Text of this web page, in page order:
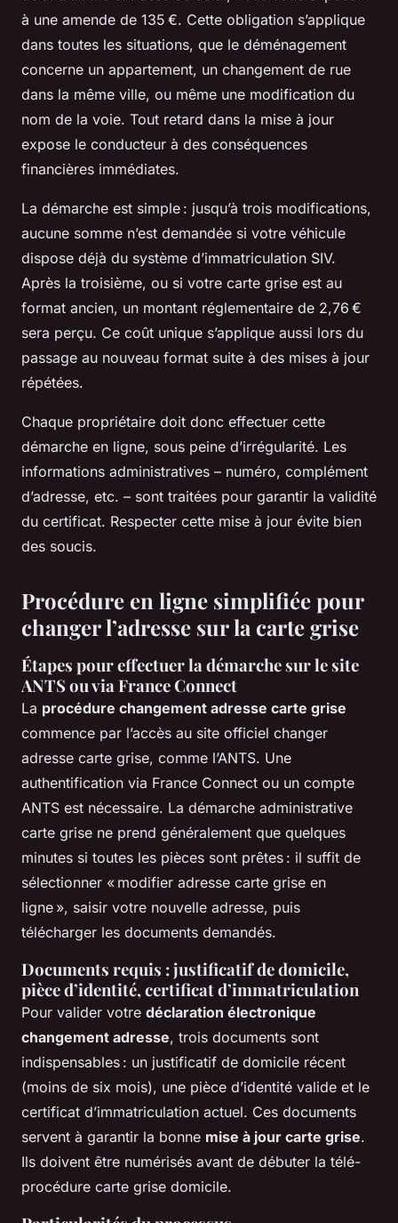
à une amende de 135 €. Cette obligation s’applique
dans toutes les situations, que le déménagement
concerne un appartement, un changement de rue
dans la même ville, ou même une modification du
nom de la voie. Tout retard dans la mise à jour
expose le conducteur à des conséquences
financières immédiates.
La démarche est simple : jusqu’à trois modifications,
aucune somme n’est demandée si votre véhicule
dispose déjà du système d’immatriculation SIV.
Après la troisième, ou si votre carte grise est au
format ancien, un montant réglementaire de 2,76 €
sera perçu. Ce coût unique s’applique aussi lors du
passage au nouveau format suite à des mises à jour
répétées.
Chaque propriétaire doit donc effectuer cette
démarche en ligne, sous peine d’irrégularité. Les
informations administratives – numéro, complément
d’adresse, etc. – sont traitées pour garantir la validité
du certificat. Respecter cette mise à jour évite bien
des soucis.
Procédure en ligne simplifiée pour
changer l’adresse sur la carte grise
Étapes pour effectuer la démarche sur le site
ANTS ou via France Connect
La procédure changement adresse carte grise
commence par l’accès au site officiel changer
adresse carte grise, comme l’ANTS. Une
authentification via France Connect ou un compte
ANTS est nécessaire. La démarche administrative
carte grise ne prend généralement que quelques
minutes si toutes les pièces sont prêtes : il suffit de
sélectionner « modifier adresse carte grise en
ligne », saisir votre nouvelle adresse, puis
télécharger les documents demandés.
Documents requis : justificatif de domicile,
pièce d’identité, certificat d’immatriculation
Pour valider votre déclaration électronique
changement adresse, trois documents sont
indispensables : un justificatif de domicile récent
(moins de six mois), une pièce d’identité valide et le
certificat d’immatriculation actuel. Ces documents
servent à garantir la bonne mise à jour carte grise.
Ils doivent être numérisés avant de débuter la télé-
procédure carte grise domicile.